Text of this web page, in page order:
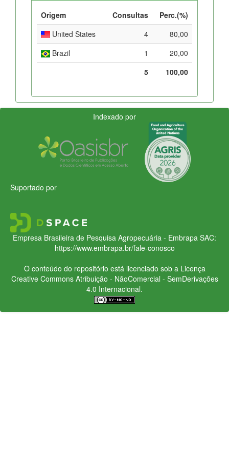
Origem Consultas
Perc.(%)
United States
4
80,00
Brazil
1
20,00
5
100,00
Indexado por
Suportado por
Empresa Brasileira de Pesquisa Agropecuária - Embrapa SAC:
https://www.embrapa.br/fale-conosco
O conteúdo do repositório está licenciado sob a Licença
Creative CommonsAtribuição - NãoComercial - SemDerivações
4.0 Internacional.